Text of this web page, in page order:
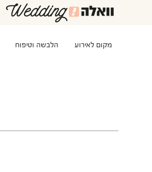
מקום לאירוע הלבשה וטיפוח